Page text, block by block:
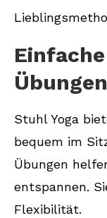
Stuhl Yoga
bequem im
Übungen
entspannen.
Flexibilität.